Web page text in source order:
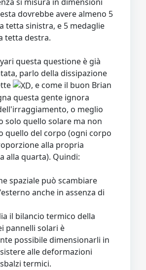
dovrebbe avere almeno 5
tetta sinistra, e 5 medaglie
tetta destra.
questa questione è già
parlo della dissipazione
, e come il buon Brian
questa gente ignora
o meglio
solo quello solare ma non
quello del corpo (ogni corpo
alla propria
alla quarta). Quindi:
spaziale può scambiare
anche in assenza di
il bilancio termico della
pannelli solari è
possibile dimensionarli in
alle deformazioni
termici.